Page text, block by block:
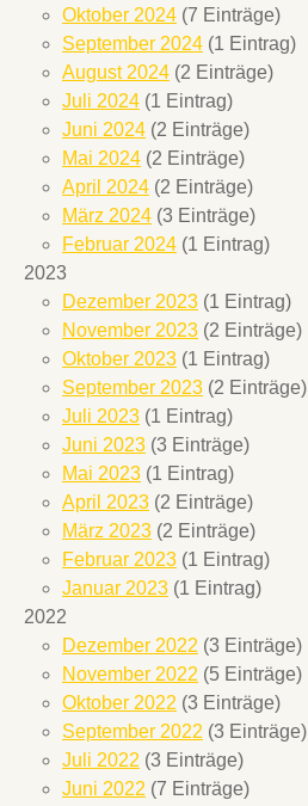
Oktober 2024 (7 Einträge)
September 2024 (1 Eintrag)
August 2024 (2 Einträge)
Juli 2024 (1 Eintrag)
Juni 2024 (2 Einträge)
Mai 2024 (2 Einträge)
April 2024 (2 Einträge)
März 2024 (3 Einträge)
Februar 2024 (1 Eintrag)
2023
Dezember 2023 (1 Eintrag)
November 2023 (2 Einträge)
Oktober 2023 (1 Eintrag)
September 2023 (2 Einträge)
Juli 2023 (1 Eintrag)
Juni 2023 (3 Einträge)
Mai 2023 (1 Eintrag)
April 2023 (2 Einträge)
März 2023 (2 Einträge)
Februar 2023 (1 Eintrag)
Januar 2023 (1 Eintrag)
2022
Dezember 2022 (3 Einträge)
November 2022 (5 Einträge)
Oktober 2022 (3 Einträge)
September 2022 (3 Einträge)
Juli 2022 (3 Einträge)
Juni 2022 (7 Einträge)